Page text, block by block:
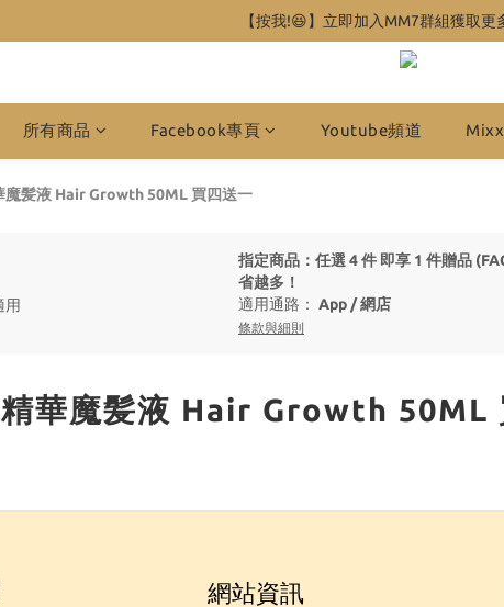
【按我!😆】立即加入MM7群組獲取更
所有商品 Facebook專頁 Youtube頻道
魔髪液 Hair Growth 50ML 買四送一
用
指定商品：任選 4 件 即享 1 件贈品
省越多！
適用通路： App /網店
條款與細則
華魔髪液 Hair Growth 50ML
網站資訊